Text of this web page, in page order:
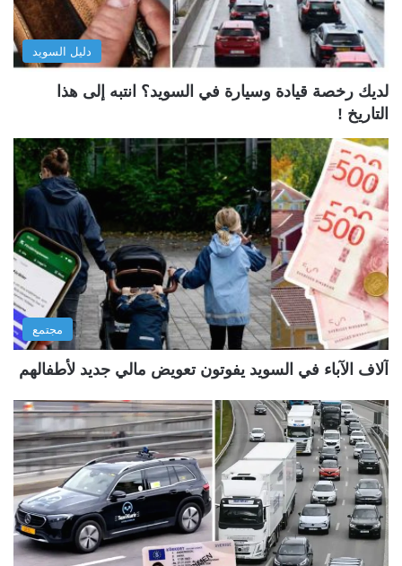
دليل السويد
لديك رخصة قيادة وسيارة في السويد؟ انتبه إلى هذا
التاريخ !
مجتمع
آلاف الآباء في السويد يفوتون تعويض مالي جديد لأطفالهم